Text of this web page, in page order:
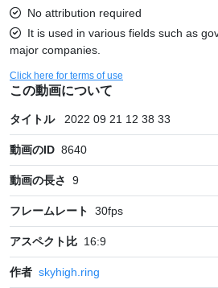
No attribution required
It is used in various fields such as
major companies.
Click here for terms of use
この動画について
タイトル 2022 09 21 12 38 33
動画のID 8640
動画の長さ 9
フレームレート 30fps
アスペクト比 16:9
作者 skyhigh.ring